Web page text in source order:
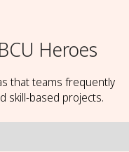
Heroes
that teams frequently
skill-based projects.